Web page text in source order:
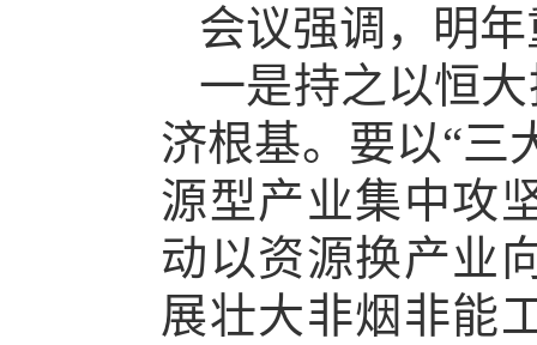
会议强调，明
一是持之以恒
济根基。要以“三
源型产业集中攻
动以资源换产业
展壮大非烟非能